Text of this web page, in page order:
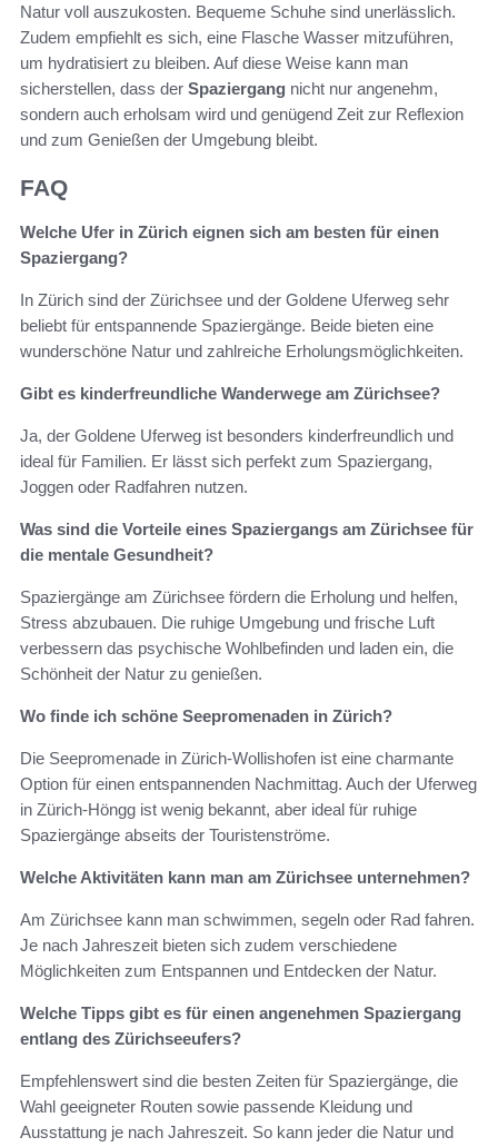
Natur voll auszukosten. Bequeme Schuhe sind unerlässlich.
Zudem empfiehlt es sich, eine Flasche Wasser mitzuführen,
um hydratisiert zu bleiben. Auf diese Weise kann man
sicherstellen, dass der Spaziergang nicht nur angenehm,
sondern auch erholsam wird und genügend Zeit zur Reflexion
und zum Genießen der Umgebung bleibt.
FAQ
Welche Ufer in Zürich eignen sich am besten für einen
Spaziergang?
In Zürich sind der Zürichsee und der Goldene Uferweg sehr
beliebt für entspannende Spaziergänge. Beide bieten eine
wunderschöne Natur und zahlreiche Erholungsmöglichkeiten.
Gibt es kinderfreundliche Wanderwege am Zürichsee?
Ja, der Goldene Uferweg ist besonders kinderfreundlich und
ideal für Familien. Er lässt sich perfekt zum Spaziergang,
Joggen oder Radfahren nutzen.
Was sind die Vorteile eines Spaziergangs am Zürichsee für
die mentale Gesundheit?
Spaziergänge am Zürichsee fördern die Erholung und helfen,
Stress abzubauen. Die ruhige Umgebung und frische Luft
verbessern das psychische Wohlbefinden und laden ein, die
Schönheit der Natur zu genießen.
Wo finde ich schöne Seepromenaden in Zürich?
Die Seepromenade in Zürich-Wollishofen ist eine charmante
Option für einen entspannenden Nachmittag. Auch der Uferweg
in Zürich-Höngg ist wenig bekannt, aber ideal für ruhige
Spaziergänge abseits der Touristenströme.
Welche Aktivitäten kann man am Zürichsee unternehmen?
Am Zürichsee kann man schwimmen, segeln oder Rad fahren.
Je nach Jahreszeit bieten sich zudem verschiedene
Möglichkeiten zum Entspannen und Entdecken der Natur.
Welche Tipps gibt es für einen angenehmen Spaziergang
entlang des Zürichseeufers?
Empfehlenswert sind die besten Zeiten für Spaziergänge, die
Wahl geeigneter Routen sowie passende Kleidung und
Ausstattung je nach Jahreszeit. So kann jeder die Natur und